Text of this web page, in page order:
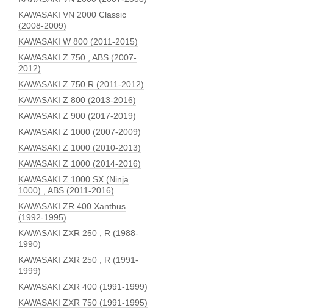
KAWASAKI VN 2000 Classic
(2008-2009)
KAWASAKI W 800 (2011-2015)
KAWASAKI Z 750 , ABS (2007-
2012)
KAWASAKI Z 750 R (2011-2012)
KAWASAKI Z 800 (2013-2016)
KAWASAKI Z 900 (2017-2019)
KAWASAKI Z 1000 (2007-2009)
KAWASAKI Z 1000 (2010-2013)
KAWASAKI Z 1000 (2014-2016)
KAWASAKI Z 1000 SX (Ninja
1000) , ABS (2011-2016)
KAWASAKI ZR 400 Xanthus
(1992-1995)
KAWASAKI ZXR 250 , R (1988-
1990)
KAWASAKI ZXR 250 , R (1991-
1999)
KAWASAKI ZXR 400 (1991-1999)
KAWASAKI ZXR 750 (1991-1995)